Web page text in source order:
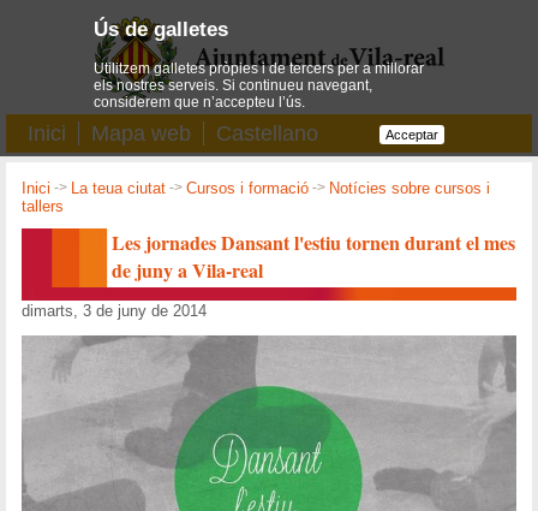
Inici Mapa web Castellano
Inici -> La teua ciutat ->Cursos i formació -> Notícies sobre cursos i
tallers
Les jornades Dansant l'estiu tornen durant el mes
de juny a Vila-real
dimarts, 3 de juny de 2014
Ús de galletes
Utilitzem galletes pròpies i de tercers per a millorar
els nostres serveis. Si continueu navegant,
considerem que n’accepteu l’ús.
Acceptar